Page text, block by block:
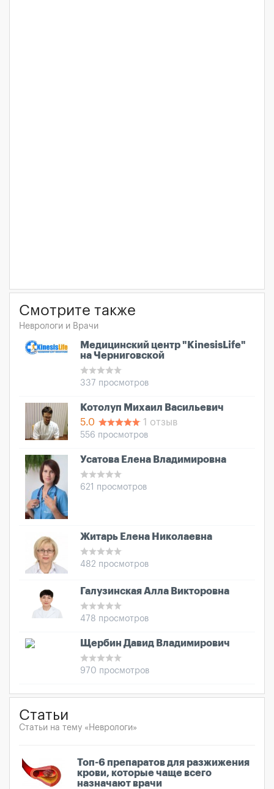
Смотрите также
Неврологи и Врачи
Медицинский центр "KinesisLife"
на Черниговской
337 просмотров
Котолуп Михаил Васильевич
5.0
1 отзыв
556 просмотров
Усатова Елена Владимировна
621 просмотров
Житарь Елена Николаевна
482 просмотров
Галузинская Алла Викторовна
478 просмотров
Щербин Давид Владимирович
970 просмотров
Статьи
Статьи на тему «Неврологи»
Топ-6 препаратов для разжижения
крови, которые чаще всего
назначают врачи